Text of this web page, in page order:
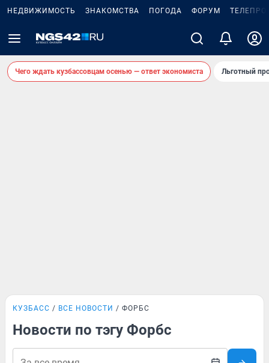
НЕДВИЖИМОСТЬ ЗНАКОМСТВА ПОГОДА ФОРУМ
Чего ждать кузбассовцам осенью — ответ экономиста Льготный
КУЗБАСС ВСЕ НОВОСТИ ФОРБС
Новости по тэгу Форбс